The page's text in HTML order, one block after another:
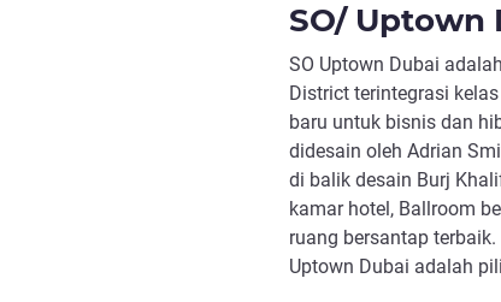
SO/ Uptown
SO Uptown Dubai
District terintegrasi
baru untuk bisnis dan
didesain oleh Adrian
di balik desain Burj
kamar hotel, Ballroom
ruang bersantap terbaik.
Uptown Dubai adalah